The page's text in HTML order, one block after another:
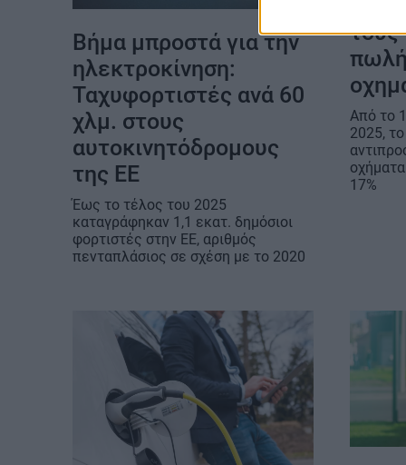
Βήμα μπροστά για την
ηλεκτροκίνηση:
Ταχυφορτιστές ανά 60
χλμ. στους
αυτοκινητόδρομους
της ΕΕ
Έως το τέλος του 2025
καταγράφηκαν 1,1 εκατ. δημόσιοι
φορτιστές στην ΕΕ, αριθμός
πενταπλάσιος σε σχέση με το 2020
τους
Από το
2025,
17%